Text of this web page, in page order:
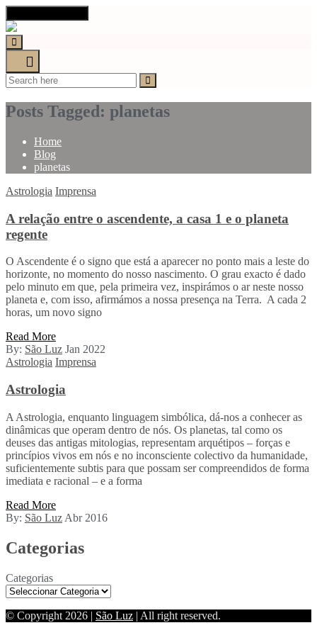
Posts Tagged: planetas
Home
Blog
planetas
Astrologia Imprensa
A relação entre o ascendente, a casa 1 e o planeta
regente
O Ascendente é o signo que está a aparecer no ponto mais a leste do
horizonte, no momento do nosso nascimento. O grau exacto é dado
pelo minuto em que, pela primeira vez, inspirámos o ar neste nosso
planeta e, com isso, afirmámos a nossa presença na Terra. A cada 2
horas, um novo signo
Read More
By: São Luz Jan 2022
Astrologia Imprensa
Astrologia
A Astrologia, enquanto linguagem simbólica, dá-nos a conhecer as
dinâmicas que operam dentro de nós. Os planetas, tal como os
deuses das antigas mitologias, representam arquétipos – forças e
princípios vivos em nós e no inconsciente colectivo da humanidade,
suficientemente subtis para que possam ser compreendidos de forma
imediata e racional – e a forma
Read More
By: São Luz Abr 2016
Categorias
Categorias
© Copyright 2026 | São Luz | All right reserved.